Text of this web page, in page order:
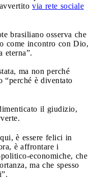
via rete sociale
brasiliano osserva che
come incontro con Dio,
eterna”.
ma non perché
“perché è diventato
il giudizio,
è essere felici in
è affrontare i
economiche, che
ma che spesso